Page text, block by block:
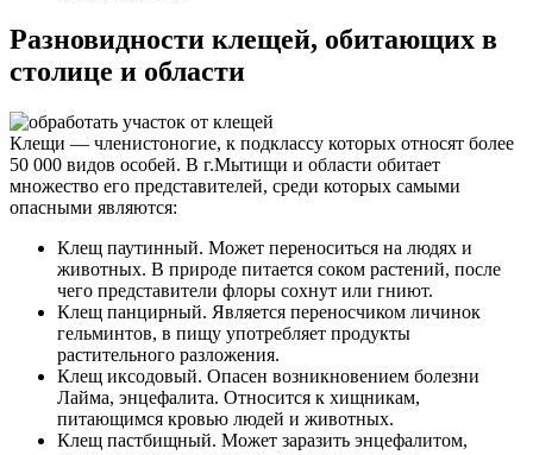
Разновидности клещей, обитающих в
столице и области
Клещи — членистоногие, к подклассу которых относят более
50 000 видов особей. В г.Мытищи и области обитает
множество его представителей, среди которых самыми
опасными являются:
Клещ паутинный. Может переноситься на людях и
животных. В природе питается соком растений, после
чего представители флоры сохнут или гниют.
Клещ панцирный. Является переносчиком личинок
гельминтов, в пищу употребляет продукты
растительного разложения.
Клещ иксодовый. Опасен возникновением болезни
Лайма, энцефалита. Относится к хищникам,
питающимся кровью людей и животных.
Клещ пастбищный. Может заразить энцефалитом,